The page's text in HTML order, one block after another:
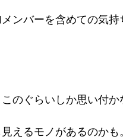
ンバーを含めての気持
のぐらいしか思い付か
えるモノがあるのかも